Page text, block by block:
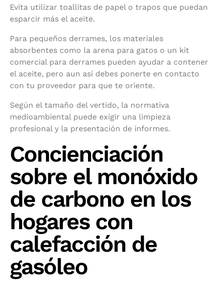
Evita utilizar toallitas de papel o trapos que puedan
esparcir más el aceite.
Para pequeños derrames, los materiales
absorbentes como la arena para gatos o un kit
comercial para derrames pueden ayudar a contener
el aceite, pero aun así debes ponerte en contacto
con tu proveedor para que te oriente.
Según el tamaño del vertido, la normativa
medioambiental puede exigir una limpieza
profesional y la presentación de informes.
Concienciación
sobre el monóxido
de carbono en los
hogares con
calefacción de
gasóleo